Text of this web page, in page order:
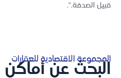
قبيل الصدفة.".
المجموعة الاقتصادية للعقارات
البحث عن أماكن